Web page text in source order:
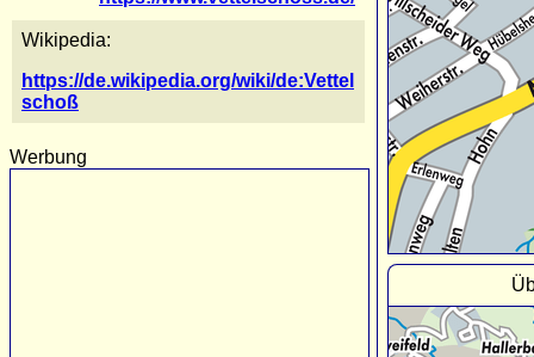
Wikipedia:
https://de.wikipedia.org/wiki/de:Vettel
schoß
Werbung